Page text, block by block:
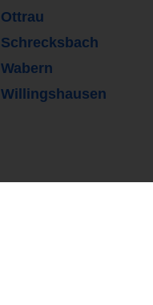
Ottrau
Schrecksbach
Wabern
Willingshausen